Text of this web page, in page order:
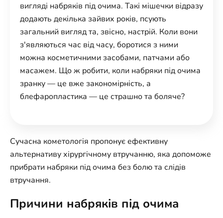
вигляді набряків під очима. Такі мішечки відразу
додають декілька зайвих років, псують
загальний вигляд та, звісно, настрій. Коли вони
з'являються час від часу, боротися з ними
можна косметичними засобами, патчами або
масажем. Що ж робити, коли набряки під очима
зранку — це вже закономірність, а
блефаропластика — це страшно та боляче?
Сучасна кометологія пропонує ефективну
альтернативу хірургічному втручанню, яка допоможе
прибрати набряки під очима без болю та слідів
втручання.
Причини набряків під очима